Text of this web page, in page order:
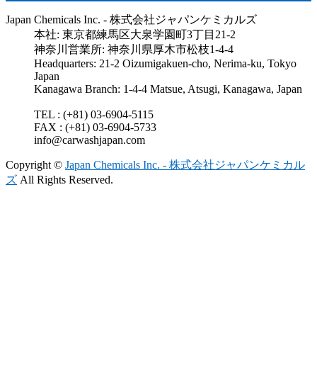
Japan Chemicals Inc. - 株式会社ジャパンケミカルズ
本社: 東京都練馬区大泉学園町3丁目21-2
神奈川営業所: 神奈川県厚木市松枝1-4-4
Headquarters: 21-2 Oizumigakuen-cho, Nerima-ku, Tokyo
Japan
Kanagawa Branch: 1-4-4 Matsue, Atsugi, Kanagawa, Japan
TEL : (+81) 03-6904-5115
FAX : (+81) 03-6904-5733
info@carwashjapan.com
Copyright © Japan Chemicals Inc. - 株式会社ジャパンケミカル
ズ All Rights Reserved.